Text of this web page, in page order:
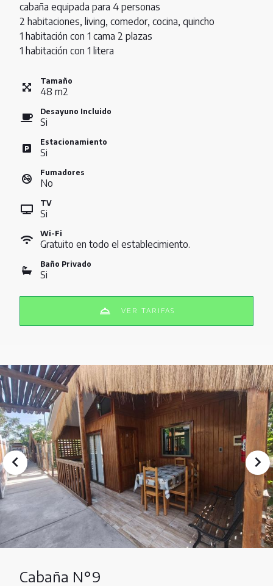
cabaña equipada para 4 personas
2 habitaciones, living, comedor, cocina, quincho
1 habitación con 1 cama 2 plazas
1 habitación con 1 litera
Tamaño
48 m2
Desayuno Incluido
Si
Estacionamiento
Si
Fumadores
No
TV
Si
Wi-Fi
Gratuito en todo el establecimiento.
Baño Privado
Si
VER TARIFAS
Cabaña N°9